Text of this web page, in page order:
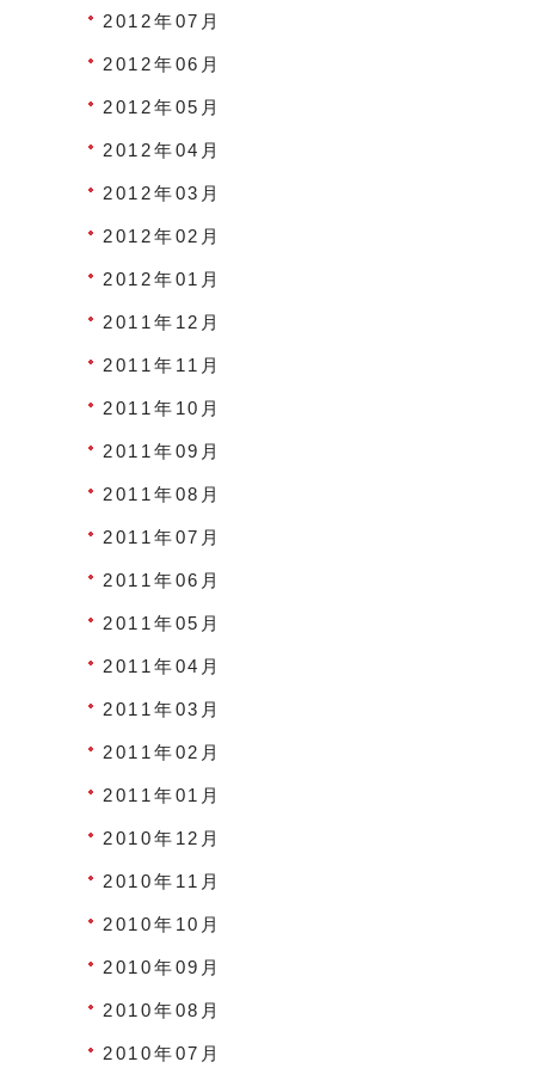
2012年07月
2012年06月
2012年05月
2012年04月
2012年03月
2012年02月
2012年01月
2011年12月
2011年11月
2011年10月
2011年09月
2011年08月
2011年07月
2011年06月
2011年05月
2011年04月
2011年03月
2011年02月
2011年01月
2010年12月
2010年11月
2010年10月
2010年09月
2010年08月
2010年07月